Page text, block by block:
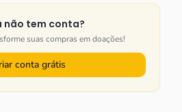
não tem conta?
suas compras em doações!
conta grátis